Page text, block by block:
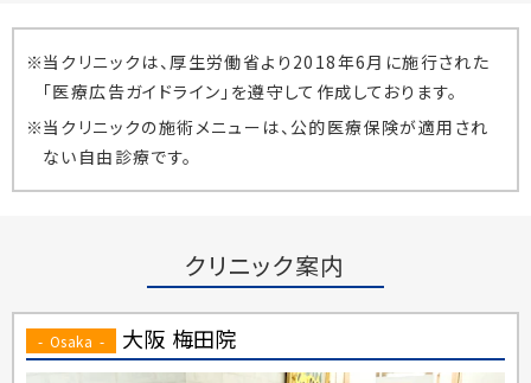
当クリニックは、厚生労働省より2018年6月に施行された
「医療広告ガイドライン」を遵守して作成しております。
当クリニックの施術メニューは、公的医療保険が適用され
ない自由診療です。
クリニック案内
- Osaka - 大阪 梅田院